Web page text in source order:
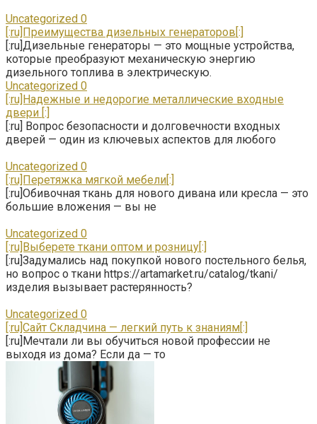
Uncategorized 0
[:ru]Преимущества дизельных генераторов[:]
[:ru]Дизельные генераторы — это мощные устройства,
которые преобразуют механическую энергию
дизельного топлива в электрическую.
Uncategorized 0
[:ru]Надежные и недорогие металлические входные
двери [:]
[:ru] Вопрос безопасности и долговечности входных
дверей — один из ключевых аспектов для любого
Uncategorized 0
[:ru]Перетяжка мягкой мебели[:]
[:ru]Обивочная ткань для нового дивана или кресла — это
большие вложения — вы не
Uncategorized 0
[:ru]Выберете ткани оптом и розницу[:]
[:ru]Задумались над покупкой нового постельного белья,
но вопрос о ткани https://artamarket.ru/catalog/tkani/
изделия вызывает растерянность?
Uncategorized 0
[:ru]Сайт Складчина — легкий путь к знаниям[:]
[:ru]Мечтали ли вы обучиться новой профессии не
выходя из дома? Если да — то